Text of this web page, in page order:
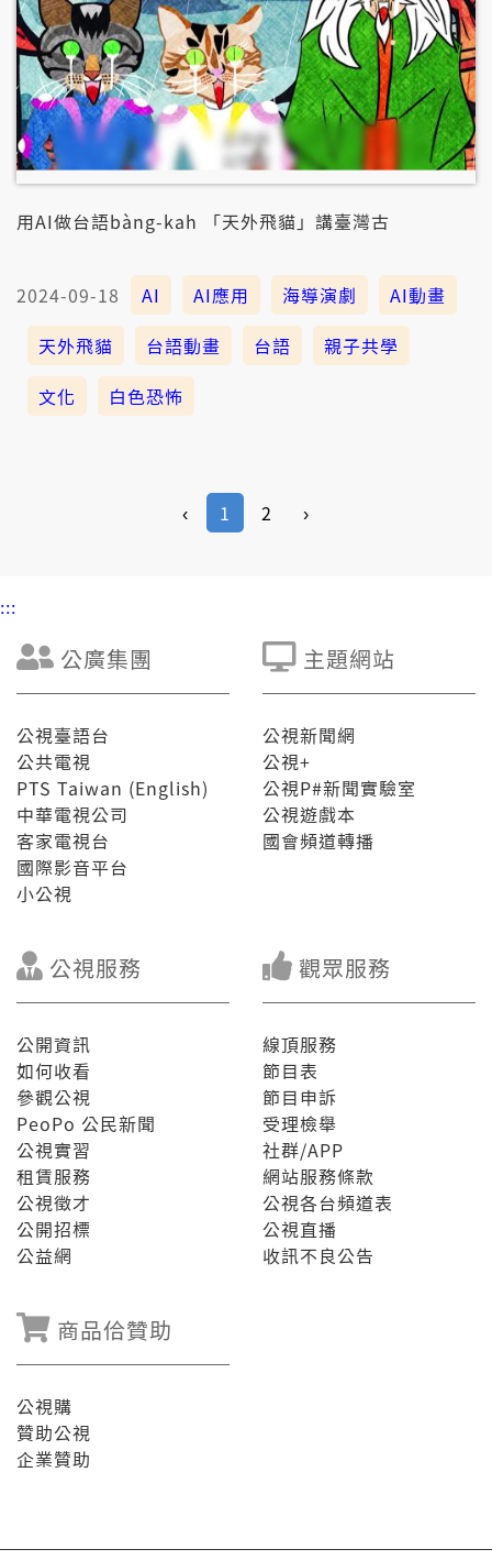
用AI做台語bàng-kah 「天外飛貓」講臺灣古
2024-09-18 AI AI應用 海導演劇
AI動畫
天外飛貓
台語動畫 台語
親子共學
文化
白色恐怖
‹ 1 2 ›
:::
公廣集團
公視臺語台
公共電視
PTS Taiwan (English)
中華電視公司
客家電視台
國際影音平台
小公視
主題網站
公視新聞網
公視+
公視P#新聞實驗室
公視遊戲本
國會頻道轉播
公視服務
公開資訊
如何收看
參觀公視
PeoPo 公民新聞
公視實習
租賃服務
公視徵才
公開招標
公益網
觀眾服務
線頂服務
節目表
節目申訴
受理檢舉
社群/APP
網站服務條款
公視各台頻道表
公視直播
收訊不良公告
商品佮贊助
公視購
贊助公視
企業贊助